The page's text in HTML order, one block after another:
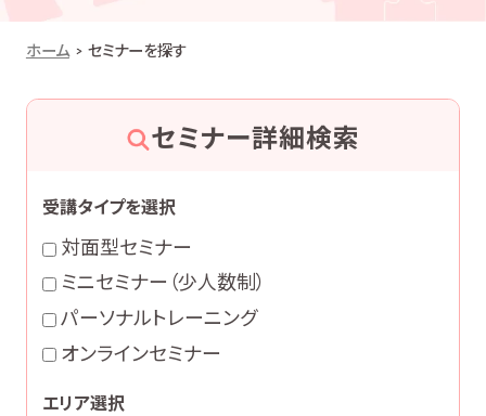
ホーム セミナーを探す
セミナー詳細検索
受講タイプを選択
対面型セミナー
ミニセミナー（少人数制）
パーソナルトレーニング
オンラインセミナー
エリア選択